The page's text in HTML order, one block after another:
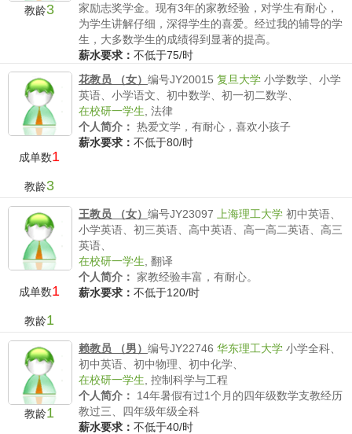
教龄3
家励志奖学金。现有3年的家教经验，对学生有耐心，
为学生讲解仔细，深得学生的喜爱。经过我的辅导的学
生，大多数学生的成绩得到显著的提高。
薪水要求： 不低于75/时
成单数1
教龄3
花教员 （女） 编号JY20015 复旦大学 小学数学、小学
英语、小学语文、初中数学、初一初二数学、
在校研一学生 法律
个人简介： 热爱文学，有耐心，喜欢小孩子
薪水要求： 不低于80/时
成单数1
教龄1
王教员 （女） 编号JY23097 上海理工大学 初中英语、
小学英语、初三英语、高中英语、高一高二英语、高三
英语、
在校研一学生 翻译
个人简介： 家教经验丰富，有耐心。
薪水要求： 不低于120/时
教龄1
赖教员 （男） 编号JY22746 华东理工大学 小学全科、
初中英语、初中物理、初中化学、
在校研一学生 控制科学与工程
个人简介：
14年暑假有过1个月的四年级数学支教经历
教过三、四年级年级全科
薪水要求： 不低于40/时